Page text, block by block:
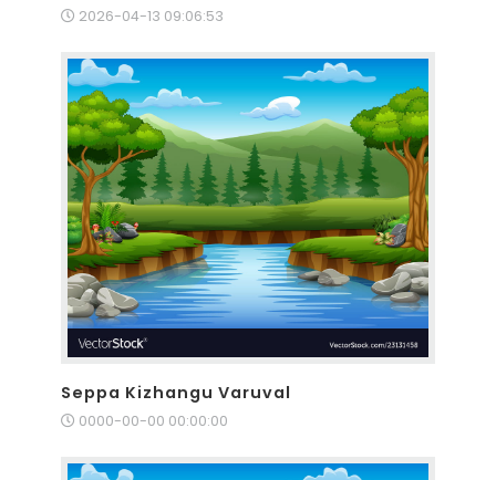
2026-04-13 09:06:53
Seppa Kizhangu Varuval
0000-00-00 00:00:00